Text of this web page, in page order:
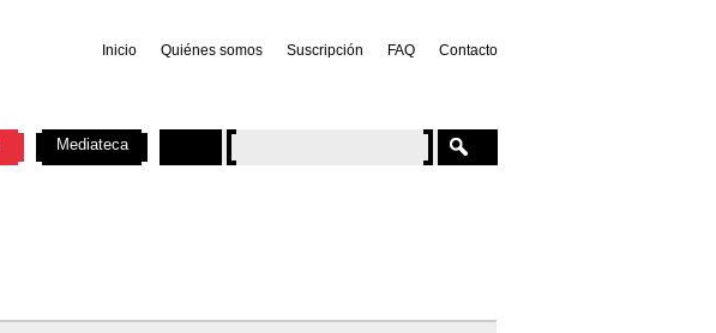
Inicio Quiénes somos Suscripción FAQ Contacto
Mediateca